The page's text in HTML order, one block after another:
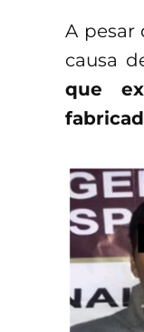
A pesar
causa
que